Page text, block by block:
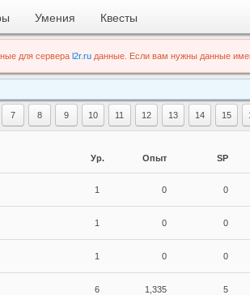
Умения Квесты
для сервера l2r.ru данные. Если вам нужны данные
7 8 9 10 11 12 13 14 15
Ур. Опыт SP
1 0 0
1 0 0
1 0 0
6 1,335 5